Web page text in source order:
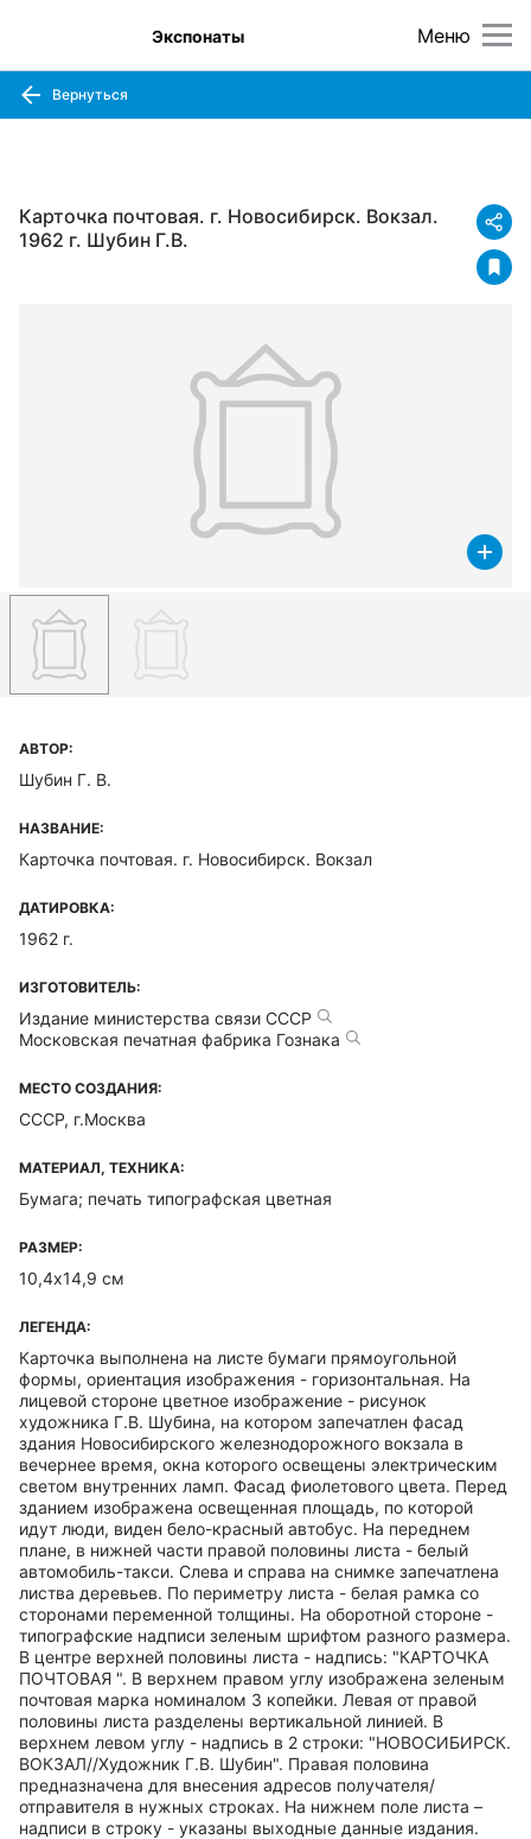
Меню
Экспонаты
Вернуться
Карточка почтовая. г. Новосибирск. Вокзал.
1962 г. Шубин Г.В.
АВТОР:
Шубин Г. В.
НАЗВАНИЕ:
Карточка почтовая. г. Новосибирск. Вокзал
ДАТИРОВКА:
1962 г.
ИЗГОТОВИТЕЛЬ:
Издание министерства связи СССР
Московская печатная фабрика Гознака
МЕСТО СОЗДАНИЯ:
СССР, г.Москва
МАТЕРИАЛ, ТЕХНИКА:
Бумага; печать типографская цветная
РАЗМЕР:
10,4х14,9 см
ЛЕГЕНДА:
Карточка выполнена на листе бумаги прямоугольной
формы, ориентация изображения - горизонтальная. На
лицевой стороне цветное изображение - рисунок
художника Г.В. Шубина, на котором запечатлен фасад
здания Новосибирского железнодорожного вокзала в
вечернее время, окна которого освещены электрическим
светом внутренних ламп. Фасад фиолетового цвета. Перед
зданием изображена освещенная площадь, по которой
идут люди, виден бело-красный автобус. На переднем
плане, в нижней части правой половины листа - белый
автомобиль-такси. Слева и справа на снимке запечатлена
листва деревьев. По периметру листа - белая рамка со
сторонами переменной толщины. На оборотной стороне -
типографские надписи зеленым шрифтом разного размера.
В центре верхней половины листа - надпись: "КАРТОЧКА
ПОЧТОВАЯ ". В верхнем правом углу изображена зеленым
почтовая марка номиналом 3 копейки. Левая от правой
половины листа разделены вертикальной линией. В
верхнем левом углу - надпись в 2 строки: "НОВОСИБИРСК.
ВОКЗАЛ//Художник Г.В. Шубин". Правая половина
предназначена для внесения адресов получателя/
отправителя в нужных строках. На нижнем поле листа –
надписи в строку - указаны выходные данные издания.